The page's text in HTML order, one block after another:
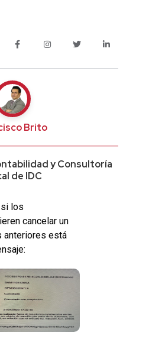
Brito
y Consultoría
de IDC
los
cancelar un
anteriores está